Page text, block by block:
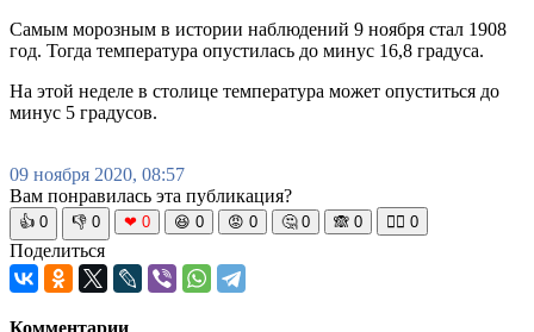
Самым морозным в истории наблюдений 9 ноября стал 1908
год. Тогда температура опустилась до минус 16,8 градуса.
На этой неделе в столице температура может опуститься до
минус 5 градусов.
09 ноября 2020, 08:57
Вам понравилась эта публикация?
👍 0 👎 0 ❤ 0 😆 0 😡 0 🤔 0 🙈 0 🧘‍♀️ 0
Поделиться
Комментарии